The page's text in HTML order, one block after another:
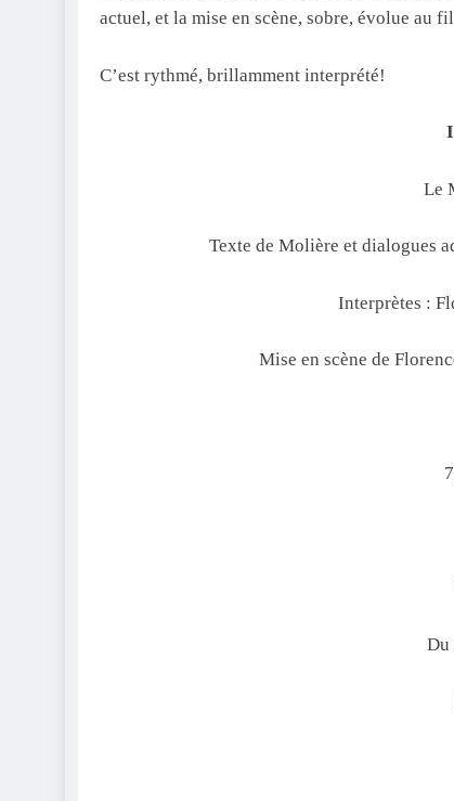
actuel, et la mise en scène, sobre, évolue au
C’est rythmé, brillamment interprété!
Le
Texte de Molière et dialogues
Interprètes :
Mise en scène de
Du